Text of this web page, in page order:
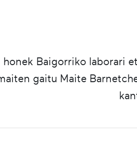
honek Baigorriko laborari
gaitu Maite